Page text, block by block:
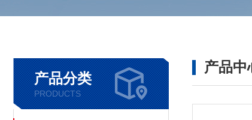
产品分类
PRODUCTS
产品中